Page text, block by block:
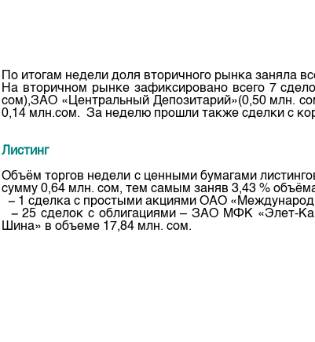
По итогам недели доля вторичного рынка заняла
На вторичном рынке зафиксировано всего 7
сом),ЗАО «Центральный Депозитарий»(0,50 млн.
0,14 млн.сом. За неделю прошли также сделки с
Листинг
Объём торгов недели с ценными бумагами
сумму 0,64 млн. сом, тем самым заняв 3,43 %
− 1 сделка с простыми акциями ОАО
− 25 сделок с облигациями – ЗАО МФК «Элет-
Шина» в объеме 17,84 млн. сом.